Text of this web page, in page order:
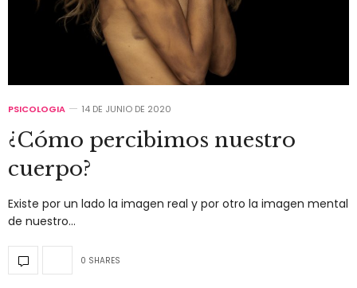
PSICOLOGIA 14 DE JUNIO DE 2020
¿Cómo percibimos nuestro
cuerpo?
Existe por un lado la imagen real y por otro la imagen mental
de nuestro…
0 SHARES